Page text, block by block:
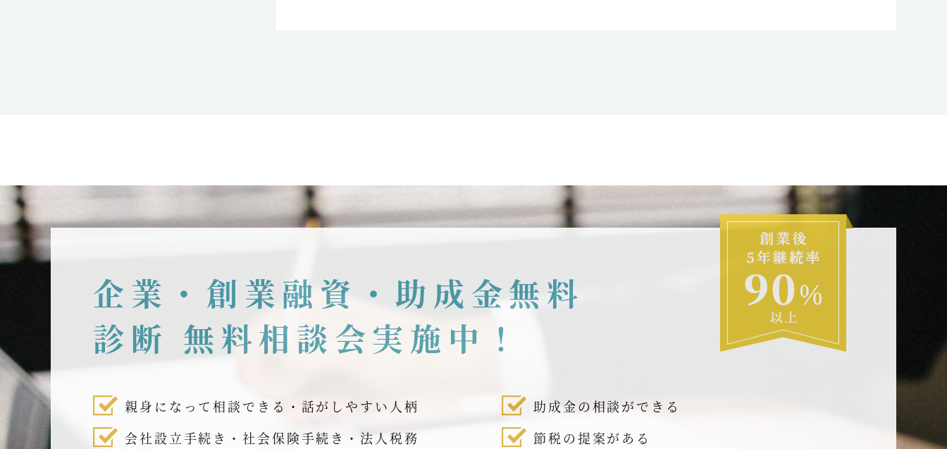
企業・創業融資・助成金無料
診断 無料相談会実施中！
親身になって相談できる・話がしやすい人柄
会社設立手続き・社会保険手続き・法人税務
助成金の相談ができる
節税の提案がある